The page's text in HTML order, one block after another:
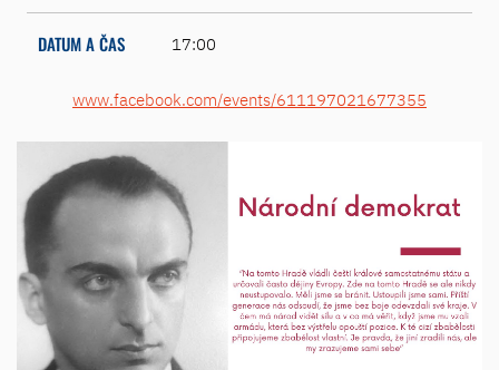
DATUM A ČAS 17:00
www.facebook.com/events/611197021677355